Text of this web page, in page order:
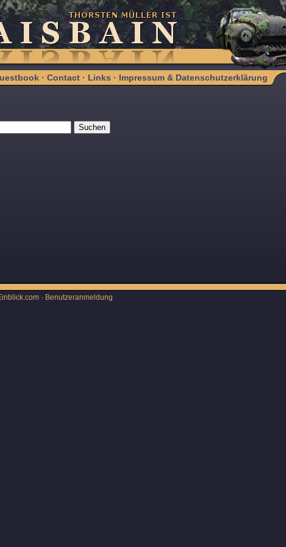
· Contact · Links · Impressum & Datenschutzerklärung
· Benutzeranmeldung